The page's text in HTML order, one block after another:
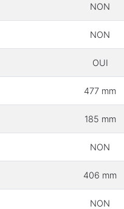
NON
NON
OUI
477 mm
185 mm
NON
406 mm
NON